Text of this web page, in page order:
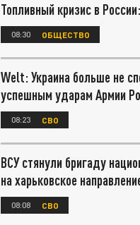
Топливный кризис в
08:30 ОБЩЕСТВО
Welt: Украина больше не
успешным ударам Армии
08:23 СВО
ВСУ стянули бригаду
на харьковское
08:08 СВО